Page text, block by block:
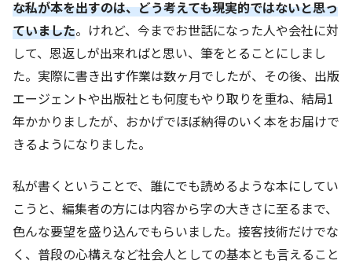
な私が本を出すのは、どう考えても現実的ではないと思っ
ていました。けれど、今までお世話になった人や会社に対
して、恩返しが出来ればと思い、筆をとることにしまし
た。実際に書き出す作業は数ヶ月でしたが、その後、出版
エージェントや出版社とも何度もやり取りを重ね、結局1
年かかりましたが、おかげでほぼ納得のいく本をお届けで
きるようになりました。
私が書くということで、誰にでも読めるような本にしてい
こうと、編集者の方には内容から字の大きさに至るまで、
色んな要望を盛り込んでもらいました。接客技術だけでな
く、普段の心構えなど社会人としての基本とも言えること